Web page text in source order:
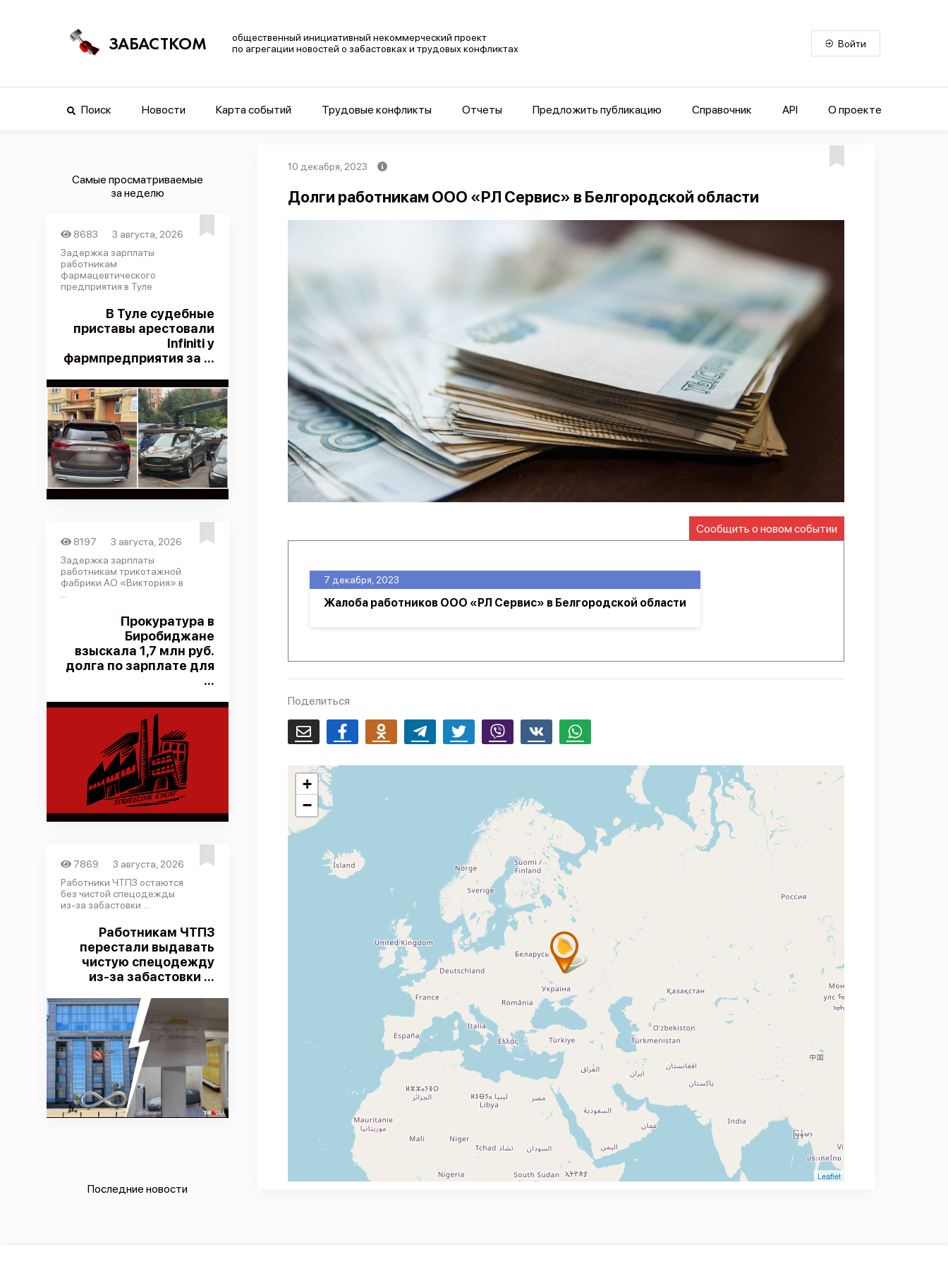
ЗАБАСТКОМ
общественный инициативный некоммерческий проект
по агрегации новостей о забастовках и трудовых конфликтах
Войти
Поиск Новости Карта событий Трудовые конфликты Отчеты Предложить публикацию Справочник API О проекте
Самые просматриваемые
за неделю
8683
3 августа, 2026
Задержка зарплаты
работникам
фармацевтического
предприятия в Туле
В Туле судебные
приставы арестовали
Infiniti у
фармпредприятия за ...
8197
3 августа, 2026
Задержка зарплаты
работникам трикотажной
фабрики АО «Виктория» в
Прокуратура в
Биробиджане
взыскала 1,7 млн руб.
долга по зарплате для
...
7869
3 августа, 2026
Работники ЧТПЗ остаются
без чистой спецодежды
из-за забастовки ...
Работникам ЧТПЗ
перестали выдавать
чистую спецодежду
из-за забастовки ...
Последние новости
10 декабря, 2023
Долги работникам ООО «РЛ Сервис» в Белгородской области
Сообщить о новом событии
7 декабря, 2023
Жалоба работников ООО «РЛ Сервис» в Белгородской области
Поделиться
Email FacebookOdnoklassnikiTelegram Twitter Viber Whatsapp
+
−
Leaflet